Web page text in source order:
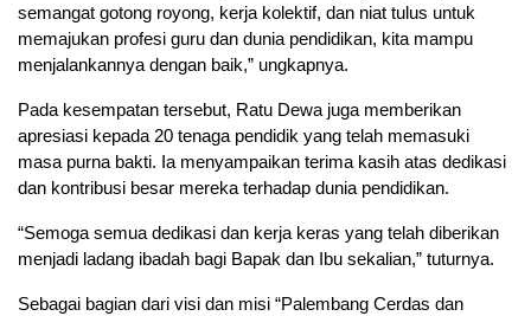
semangat gotong royong, kerja kolektif, dan niat tulus untuk
memajukan profesi guru dan dunia pendidikan, kita mampu
menjalankannya dengan baik,” ungkapnya.
Pada kesempatan tersebut, Ratu Dewa juga memberikan
apresiasi kepada 20 tenaga pendidik yang telah memasuki
masa purna bakti. Ia menyampaikan terima kasih atas dedikasi
dan kontribusi besar mereka terhadap dunia pendidikan.
“Semoga semua dedikasi dan kerja keras yang telah diberikan
menjadi ladang ibadah bagi Bapak dan Ibu sekalian,” tuturnya.
Sebagai bagian dari visi dan misi “Palembang Cerdas dan